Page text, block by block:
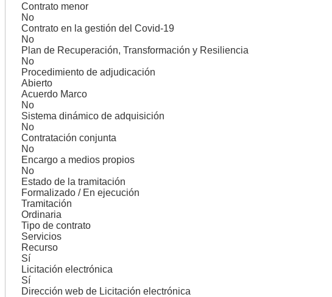
Contrato menor
No
Contrato en la gestión del Covid-19
No
Plan de Recuperación, Transformación y Resiliencia
No
Procedimiento de adjudicación
Abierto
Acuerdo Marco
No
Sistema dinámico de adquisición
No
Contratación conjunta
No
Encargo a medios propios
No
Estado de la tramitación
Formalizado / En ejecución
Tramitación
Ordinaria
Tipo de contrato
Servicios
Recurso
Sí
Licitación electrónica
Sí
Dirección web de Licitación electrónica